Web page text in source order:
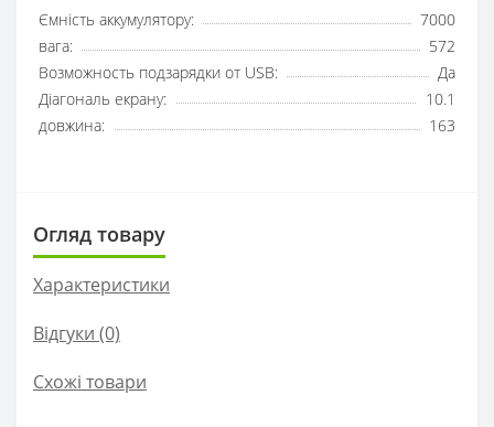
Ємність аккумулятору:
7000
вага:
572
Возможность подзарядки от USB:
Да
Діагональ екрану:
10.1
довжина:
163
Огляд товару
Характеристики
Відгуки (0)
Схожі товари